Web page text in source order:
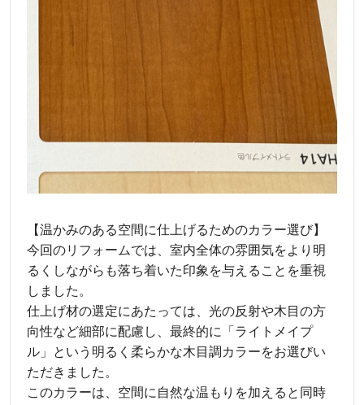
【温かみのある空間に仕上げるためのカラー選び】
今回のリフォームでは、室内全体の雰囲気をより明
るくしながらも落ち着いた印象を与えることを重視
しました。
仕上げ材の選定にあたっては、光の反射や木目の方
向性など細部に配慮し、最終的に「ライトメイプ
ル」という明るく柔らかな木目調カラーをお選びい
ただきました。
このカラーは、空間に自然な温もりを加えると同時